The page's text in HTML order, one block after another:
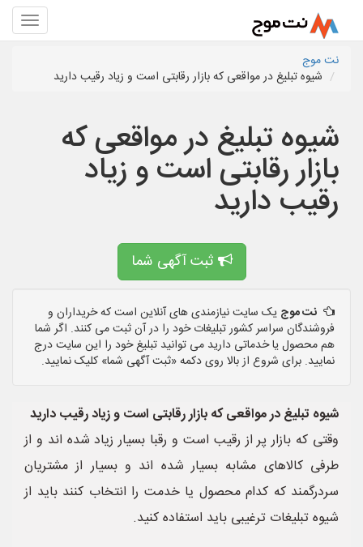
نت موج
شیوه تبلیغ در مواقعی که بازار رقابتی است و زیاد رقیب دارید
شیوه تبلیغ در مواقعی که
بازار رقابتی است و زیاد
رقیب دارید
ثبت آگهی شما
نت موج یک سایت نیازمندی های آنلاین است که خریداران و
فروشندگان سراسر کشور تبلیغات خود را در آن ثبت می کنند. اگر شما
هم محصول یا خدماتی دارید می توانید تبلیغ خود را این سایت درج
نمایید. برای شروع از بالا روی دکمه «ثبت آگهی شما» کلیک نمایید.
شیوه تبلیغ در مواقعی که بازار رقابتی است و زیاد رقیب دارید
وقتی که بازار پر از رقیب است و رقبا بسیار زیاد شده اند و از
طرفی کالاهای مشابه بسیار شده اند و بسیار از مشتریان
سردرگمند که کدام محصول یا خدمت را انتخاب کنند باید از
شیوه تبلیغات ترغیبی باید استفاده کنید.